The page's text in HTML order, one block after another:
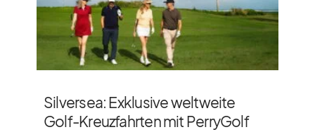
Silversea: Exklusive weltweite
Golf-Kreuzfahrten mit PerryGolf